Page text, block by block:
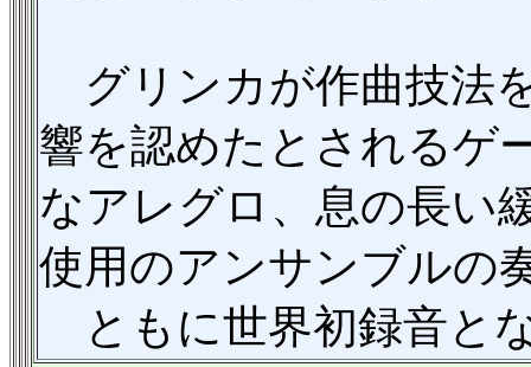
グリンカが作曲技法
響を認めたとされるゲ
なアレグロ、息の長い
使用のアンサンブルの
ともに世界初録音と